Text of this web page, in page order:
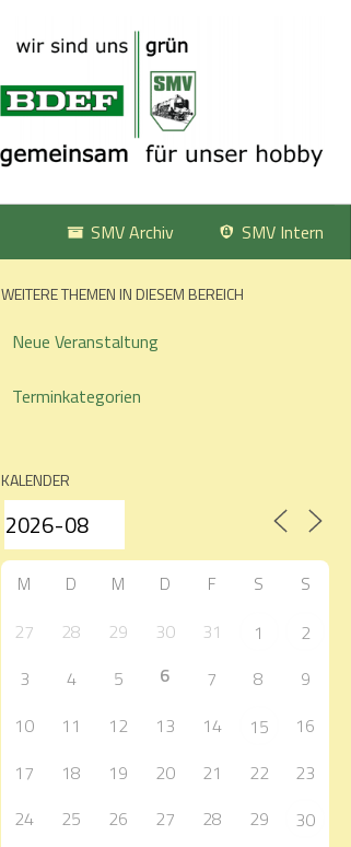
SMV Intern
SMV Archiv
WEITERE THEMEN IN DIESEM BEREICH
Neue Veranstaltung
Terminkategorien
KALENDER
M D M D F S S
27 28 29 30 31 1
2
3
4 5 6 7 8
9
10
11 12 13 14 15
16
17
18 19 20 21 22
23
24
25 26 27 28 29
30